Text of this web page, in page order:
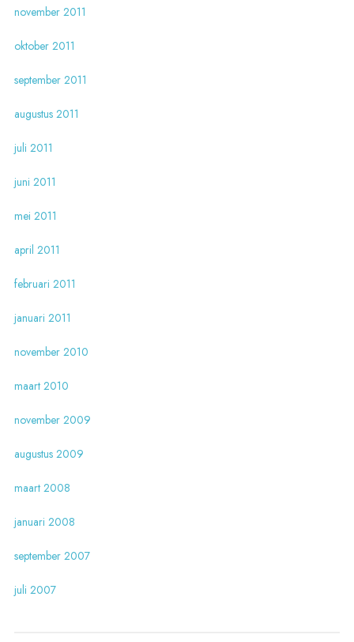
november 2011
oktober 2011
september 2011
augustus 2011
juli 2011
juni 2011
mei 2011
april 2011
februari 2011
januari 2011
november 2010
maart 2010
november 2009
augustus 2009
maart 2008
januari 2008
september 2007
juli 2007